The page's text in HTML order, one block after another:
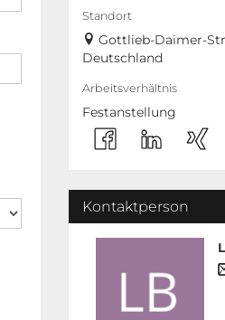
Standort
Gottlieb-Daimer-
Deutschland
Arbeitsverhältnis
Festanstellung
Kontaktperson